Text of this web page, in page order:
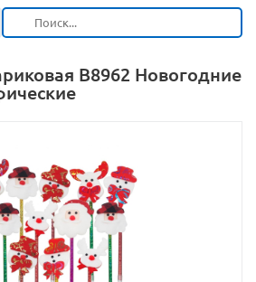
B8962 Новогодние